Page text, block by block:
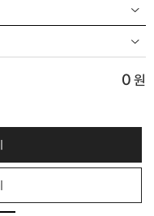
0 원